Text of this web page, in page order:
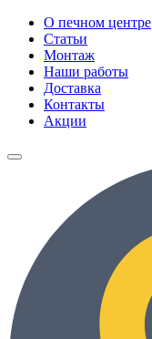
О печном центре
Статьи
Монтаж
Наши работы
Доставка
Контакты
Акции